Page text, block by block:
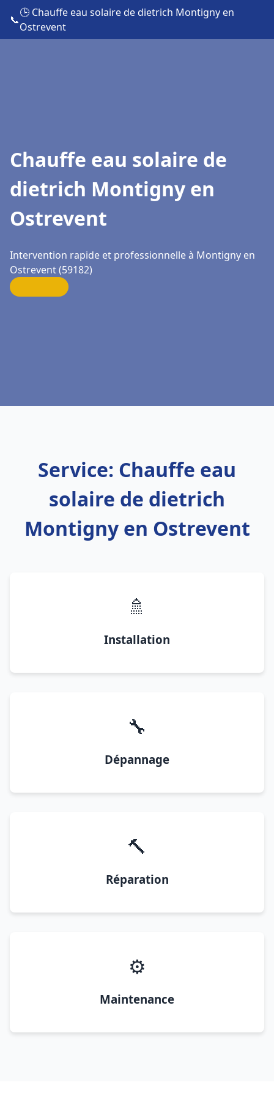
📞
🕒 Chauffe eau solaire de dietrich Montigny en
Ostrevent
Chauffe eau solaire de
dietrich Montigny en
Ostrevent
Intervention rapide et professionnelle à Montigny en
Ostrevent (59182)
Service: Chauffe eau
solaire de dietrich
Montigny en Ostrevent
🚿
Installation
🔧
Dépannage
🔨
Réparation
⚙️
Maintenance